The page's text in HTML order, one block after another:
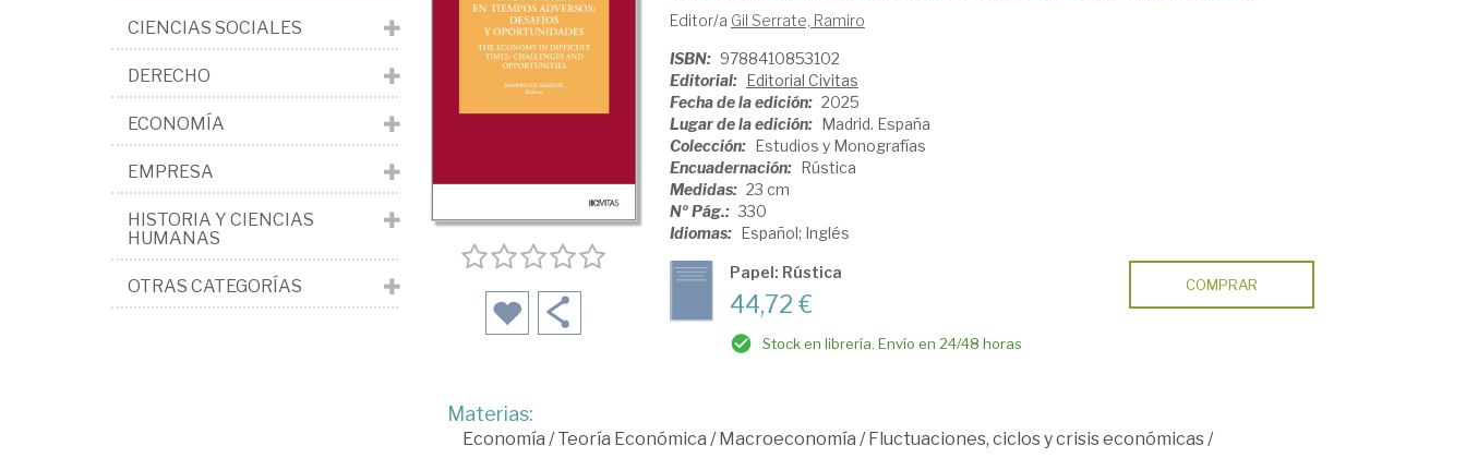
Editor/a Gil Serrate, Ramiro
ISBN: 9788410853102
Editorial: Editorial Civitas
Fecha de la edición: 2025
Lugar de la edición: Madrid. España
Colección: Estudios y Monografías
Encuadernación: Rústica
Medidas: 23 cm
Nº Pág.: 330
Idiomas: Español; Inglés
Papel: Rústica
44,72 €
Stock en librería. Envío en 24/48 horas
COMPRAR
Materias:
Economía /Teoría Económica /Macroeconomía /Fluctuaciones, ciclos y crisis económicas/
CIENCIAS SOCIALES
DERECHO
ECONOMÍA
EMPRESA
HISTORIA Y CIENCIAS
HUMANAS
OTRAS CATEGORÍAS